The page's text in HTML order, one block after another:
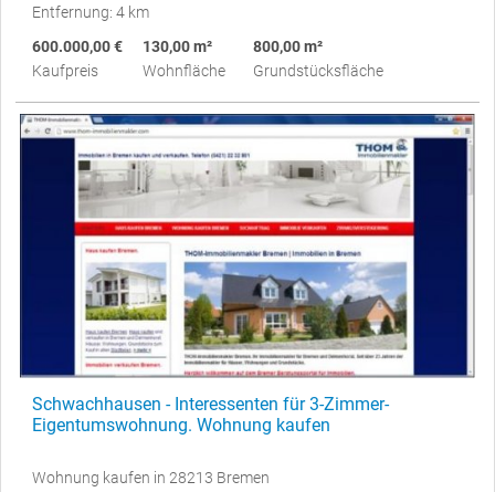
Entfernung: 4 km
600.000,00 €
Kaufpreis
130,00 m²
Wohnfläche
800,00 m²
Grundstücksfläche
Schwachhausen - Interessenten für 3-Zimmer-
Eigentumswohnung. Wohnung kaufen
Wohnung kaufen in 28213 Bremen